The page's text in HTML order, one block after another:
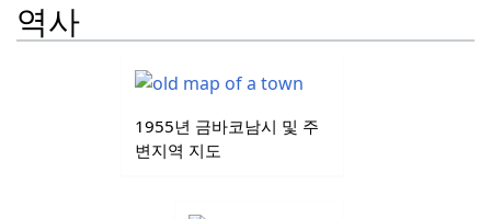
역사
1955년 금바코남시 및 주
변지역 지도